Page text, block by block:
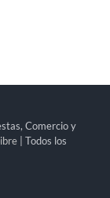
Comercio y
| Todos los